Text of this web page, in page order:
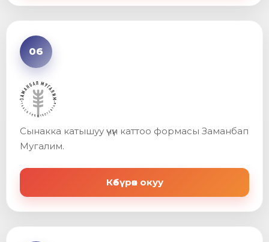
06
Сынакка катышуу үчүн каттоо формасы Заманбап
Мугалим.
Көбүрөөк окуу